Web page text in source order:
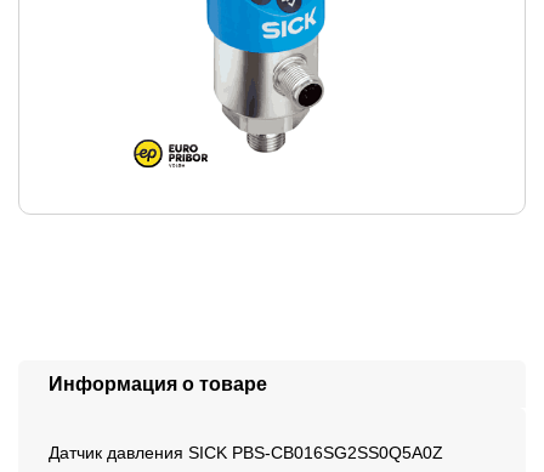
Информация о товаре
Датчик давления SICK PBS-CB016SG2SS0Q5A0Z